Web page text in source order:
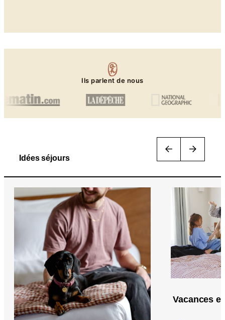
Ils parlent de nous
Idées séjours
Vacances